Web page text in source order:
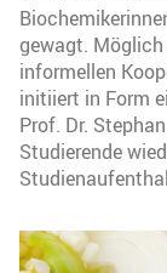
gewagt.
informellen
initiiert in Form
Prof. Dr.
Studierende